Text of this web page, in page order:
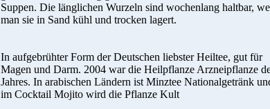
Suppen. Die länglichen Wurzeln sind wochenlang haltbar,
man sie in Sand kühl und trocken lagert.
In aufgebrühter Form der Deutschen liebster Heiltee, gut für
Magen und Darm. 2004 war die Heilpflanze Arzneipflanze
Jahres. In arabischen Ländern ist Minztee Nationalgetränk
im Cocktail Mojito wird die Pflanze Kult